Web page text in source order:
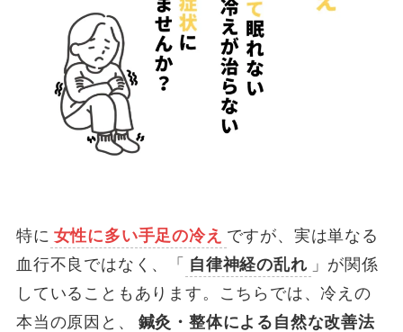
特に 女性に多い手足の冷え ですが、実は単なる
血行不良ではなく、「
自律神経の乱れ 」が関係
していることもあります。こちらでは、冷えの
本当の原因と、
鍼灸・整体による自然な改善法